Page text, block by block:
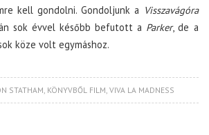
kell gondolni. Gondoljunk a Visszavágóra
sok évvel később befutott a Parker, de a
köze volt egymáshoz.
STATHAM, KÖNYVBŐL FILM,VIVA LA MADNESS